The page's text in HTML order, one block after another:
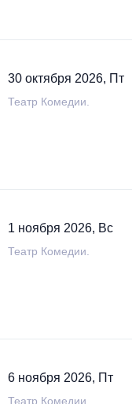
30 октября 2026, Пт
Театр Комедии.
1 ноября 2026, Вс
Театр Комедии.
6 ноября 2026, Пт
Театр Комедии.